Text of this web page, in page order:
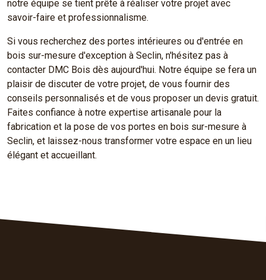
notre équipe se tient prête à réaliser votre projet avec
savoir-faire et professionnalisme.
Si vous recherchez des portes intérieures ou d'entrée en
bois sur-mesure d'exception à Seclin, n'hésitez pas à
contacter DMC Bois dès aujourd'hui. Notre équipe se fera un
plaisir de discuter de votre projet, de vous fournir des
conseils personnalisés et de vous proposer un devis gratuit.
Faites confiance à notre expertise artisanale pour la
fabrication et la pose de vos portes en bois sur-mesure à
Seclin, et laissez-nous transformer votre espace en un lieu
élégant et accueillant.